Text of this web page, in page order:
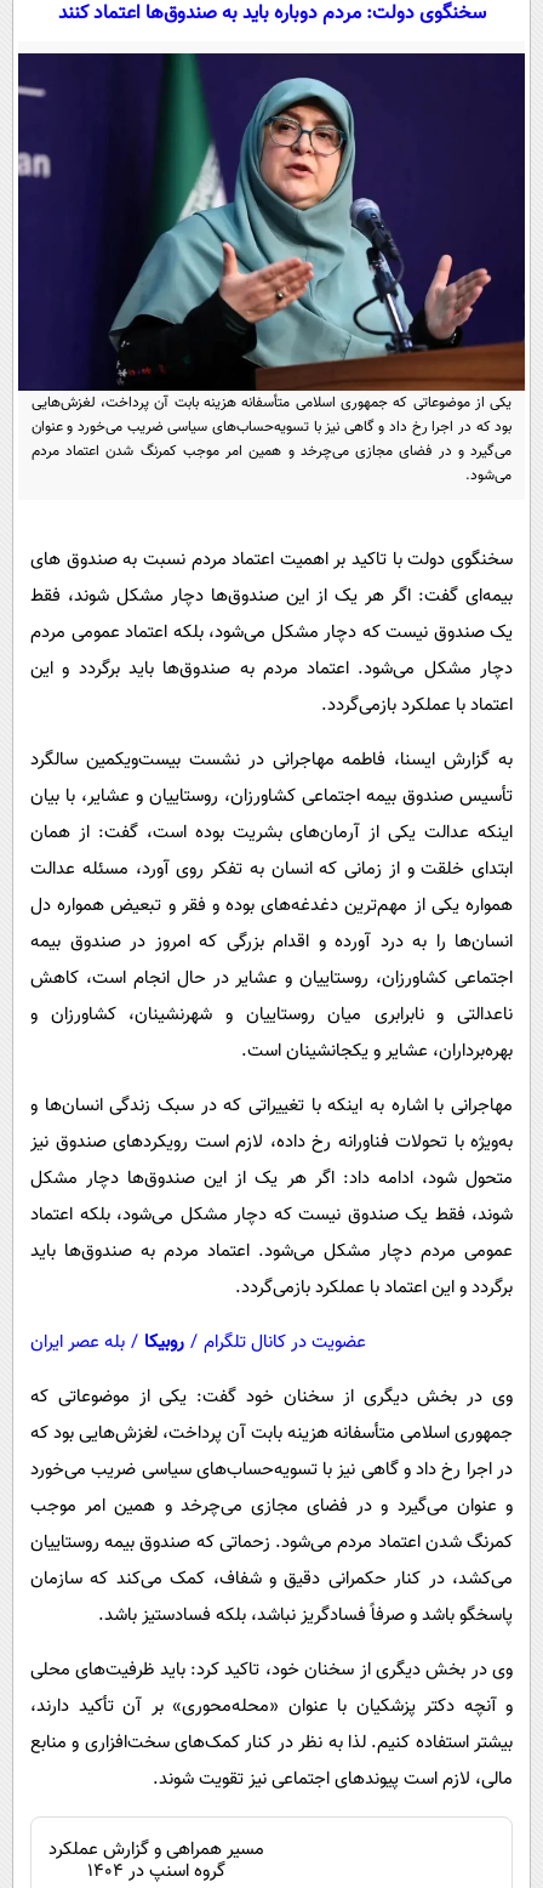
سیاسی
اقتصاد
اقتصادی
خودرو
جامعه
اجتماعی
حوادث
سلامت
یک برش دانایی
محیط زیست
سفر و تفریح
ورزشی
بین الملل
سیاست خارجی
فرهنگ و هنر
علم و دانش
فناوری و It
علمی
قرآن
گوناگون
باشگاه مغز
اقتصاد
ورزش
سرگرمی
فناوری
گوناگون
فرهنگی
بین الملل
اجتماعی
حیات وحش
سیاست خارجی
عصر ایران 2
خواندنی ها و دیدنی ها
پیامک
روانشناسی
آشپزی
دانلود
آموزش زبان
سخنگوی دولت: مردم دوباره باید به صندوق‌ها اعتماد کنند
یکی از موضوعاتی که جمهوری اسلامی متأسفانه هزینه‌ بابت آن پرداخت، لغزش‌هایی
بود که در اجرا رخ داد و گاهی نیز با تسویه‌حساب‌های سیاسی ضریب می‌خورد و عنوان
می‌گیرد و در فضای مجازی می‌چرخد و همین امر موجب کمرنگ شدن اعتماد مردم
می‌شود.
سخنگوی دولت با تاکید بر اهمیت اعتماد مردم نسبت به صندوق های
بیمه‌ای گفت: اگر هر یک از این صندوق‌ها دچار مشکل شوند، فقط
یک صندوق نیست که دچار مشکل می‌شود، بلکه اعتماد عمومی مردم
دچار مشکل می‌شود. اعتماد مردم به صندوق‌ها باید برگردد و این
اعتماد با عملکرد بازمی‌گردد.
به گزارش ایسنا، فاطمه مهاجرانی در نشست بیست‌ویکمین سالگرد
تأسیس صندوق بیمه اجتماعی کشاورزان، روستاییان و عشایر، با بیان
اینکه عدالت یکی از آرمان‌های بشریت بوده است، گفت: از همان
ابتدای خلقت و از زمانی که انسان به تفکر روی آورد، مسئله عدالت
همواره یکی از مهم‌ترین دغدغه‌های بوده و فقر و تبعیض همواره دل
انسان‌ها را به درد آورده و اقدام بزرگی که امروز در صندوق بیمه
اجتماعی کشاورزان، روستاییان و عشایر در حال انجام است، کاهش
ناعدالتی و نابرابری میان روستاییان و شهرنشینان، کشاورزان و
بهره‌برداران، عشایر و یکجانشینان است.
مهاجرانی با اشاره به اینکه با تغییراتی که در سبک زندگی انسان‌ها و
به‌ویژه با تحولات فناورانه رخ داده، لازم است رویکردهای صندوق نیز
متحول شود، ادامه داد: اگر هر یک از این صندوق‌ها دچار مشکل
شوند، فقط یک صندوق نیست که دچار مشکل می‌شود، بلکه اعتماد
عمومی مردم دچار مشکل می‌شود. اعتماد مردم به صندوق‌ها باید
برگردد و این اعتماد با عملکرد بازمی‌گردد.
عضویت در کانال تلگرام / روبیکا / بله عصر ایران
وی در بخش دیگری از سخنان خود گفت: یکی از موضوعاتی که
جمهوری اسلامی متأسفانه هزینه‌ بابت آن پرداخت، لغزش‌هایی بود که
در اجرا رخ داد و گاهی نیز با تسویه‌حساب‌های سیاسی ضریب می‌خورد
و عنوان می‌گیرد و در فضای مجازی می‌چرخد و همین امر موجب
کمرنگ شدن اعتماد مردم می‌شود. زحماتی که صندوق بیمه روستاییان
می‌کشد، در کنار حکمرانی دقیق و شفاف، کمک می‌کند که سازمان
پاسخگو باشد و صرفاً فسادگریز نباشد، بلکه فسادستیز باشد.
وی در بخش دیگری از سخنان خود، تاکید کرد: باید ظرفیت‌های محلی
و آنچه دکتر پزشکیان با عنوان «محله‌محوری» بر آن تأکید دارند،
بیشتر استفاده کنیم. لذا به نظر در کنار کمک‌های سخت‌افزاری و منابع
مالی، لازم است پیوندهای اجتماعی نیز تقویت شوند.
مسیر همراهی و گزارش عملکرد
گروه اسنپ در ۱۴۰۴